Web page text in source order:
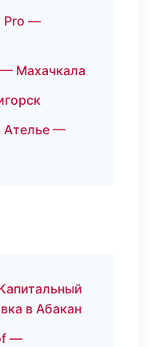
Pro —
Махачкала
Ателье —
в Абакан
—